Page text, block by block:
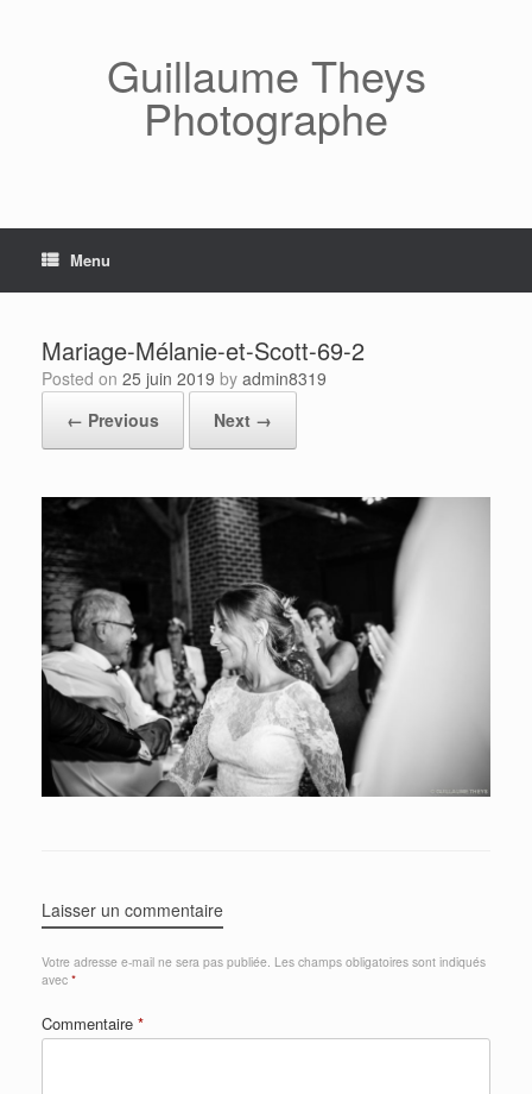
Guillaume Theys
Photographe
Menu
Mariage-Mélanie-et-Scott-69-2
Posted on 25 juin 2019 by admin8319
← Previous
Next →
Laisser un commentaire
Votre adresse e-mail ne sera pas publiée. Les champs obligatoires sont indiqués
avec *
Commentaire *